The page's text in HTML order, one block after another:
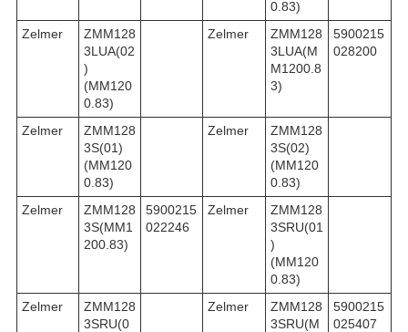
0.83)
Zelmer
ZMM128
3LUA(02
)
(MM120
0.83)
Zelmer
ZMM128
3LUA(M
M1200.8
3)
5900215
028200
Zelmer
ZMM128
3S(01)
(MM120
0.83)
Zelmer
ZMM128
3S(02)
(MM120
0.83)
Zelmer
ZMM128
3S(MM1
200.83)
5900215
022246
Zelmer
ZMM128
3SRU(01
)
(MM120
0.83)
Zelmer
ZMM128
3SRU(0
Zelmer
ZMM128
3SRU(M
5900215
025407